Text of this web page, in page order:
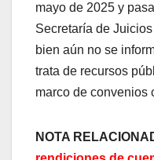
mayo de 2025 y
Secretaría de
bien aún no se
trata de recursos
marco de convenios
NOTA